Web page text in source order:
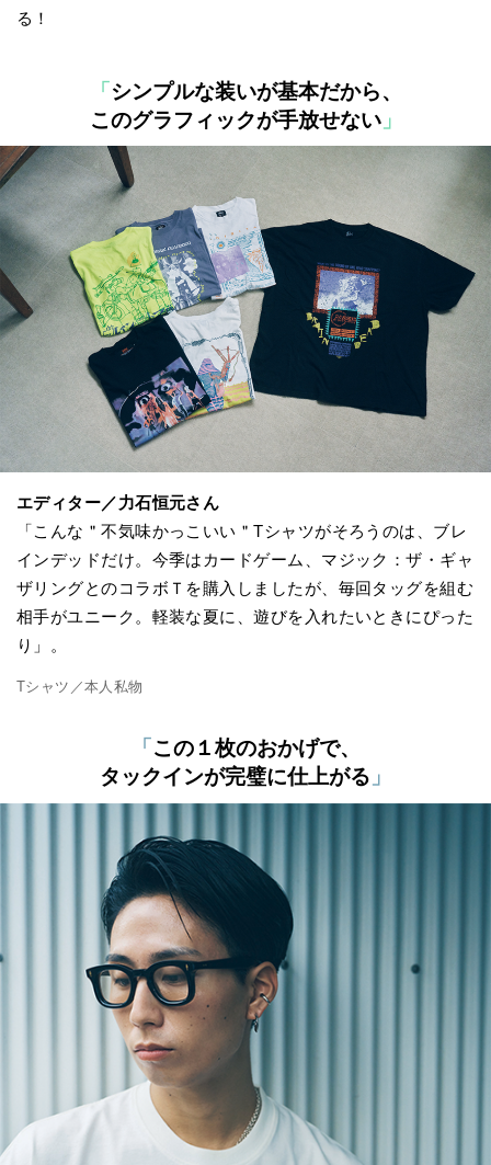
る！
「 シンプルな装いが基本だから、
このグラフィックが手放せない」
エディター／力石恒元さん
「こんな＂不気味かっこいい＂Tシャツがそろうのは、ブレ
インデッドだけ。今季はカードゲーム、マジック：ザ・ギャ
ザリングとのコラボＴを購入しましたが、毎回タッグを組む
相手がユニーク。軽装な夏に、遊びを入れたいときにぴった
り」。
Tシャツ／本人私物
「 この１枚のおかげで、
タックインが完璧に仕上がる 」